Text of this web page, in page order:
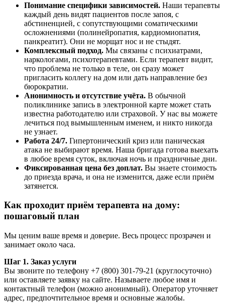
Понимание специфики зависимостей. Наши терапевты
каждый день видят пациентов после запоя, с
абстиненцией, с сопутствующими соматическими
осложнениями (полинейропатия, кардиомиопатия,
панкреатит). Они не морщат нос и не стыдят.
Комплексный подход. Мы связаны с психиатрами,
наркологами, психотерапевтами. Если терапевт видит,
что проблема не только в теле, он сразу может
пригласить коллегу на дом или дать направление без
бюрократии.
Анонимность и отсутствие учёта. В обычной
поликлинике запись в электронной карте может стать
известна работодателю или страховой. У нас вы можете
лечиться под вымышленным именем, и никто никогда
не узнает.
Работа 24/7. Гипертонический криз или паническая
атака не выбирают время. Наша бригада готова выехать
в любое время суток, включая ночь и праздничные дни.
Фиксированная цена без доплат. Вы знаете стоимость
до приезда врача, и она не изменится, даже если приём
затянется.
Как проходит приём терапевта на дому:
пошаговый план
Мы ценим ваше время и доверие. Весь процесс прозрачен и
занимает около часа.
Шаг 1. Заказ услуги
Вы звоните по телефону +7 (800) 301-79-21 (круглосуточно)
или оставляете заявку на сайте. Называете любое имя и
контактный телефон (можно анонимный). Оператор уточняет
адрес, предпочтительное время и основные жалобы.